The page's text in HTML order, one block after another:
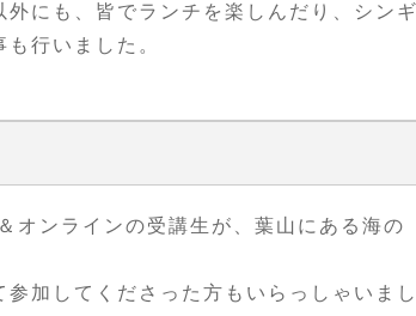
にも、皆でランチを楽しんだり、シンギ
行いました。
オンラインの受講生が、葉山にある海の
加してくださった方もいらっしゃいまし